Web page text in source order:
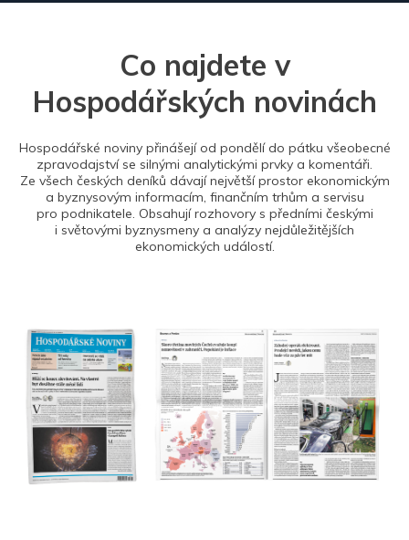
Co najdete v
Hospodářských novinách
Hospodářské noviny přinášejí od pondělí do pátku všeobecné
zpravodajství se silnými analytickými prvky a komentáři.
Ze všech českých deníků dávají největší prostor ekonomickým
a byznysovým informacím, finančním trhům a servisu
pro podnikatele. Obsahují rozhovory s předními českými
i světovými byznysmeny a analýzy nejdůležitějších
ekonomických událostí.